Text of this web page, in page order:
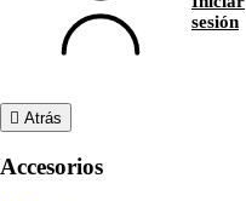
sesión
Atrás
Accesorios